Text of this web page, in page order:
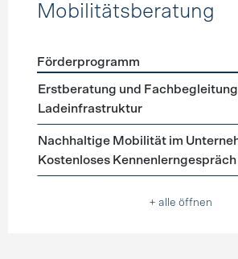
Mobilitätsberatung
Förderprogramme
Förderprogramm
Erstberatung und Fachbegleitung
Ladeinfrastruktur
Nachhaltige Mobilität im
Kostenloses Kennenlerngespräch
+ alle öffnen